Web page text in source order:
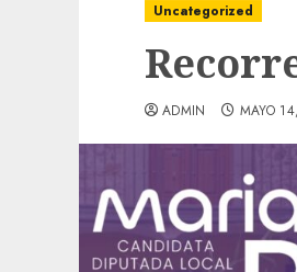
Uncategorized
ADMIN MAYO